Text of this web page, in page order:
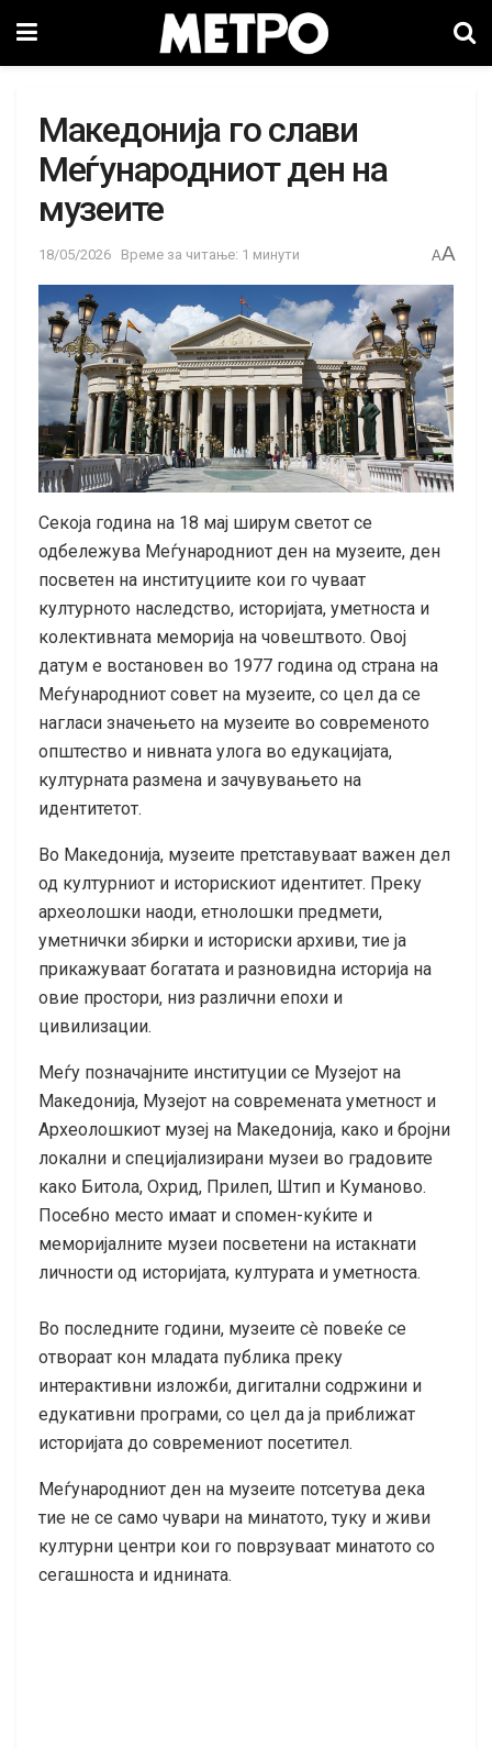
Македонија го слави
Меѓународниот ден на
музеите
18/05/2026 Време за читање: 1 минути AA
Секоја година на 18 мај ширум светот се
одбележува Меѓународниот ден на музеите, ден
посветен на институциите кои го чуваат
културното наследство, историјата, уметноста и
колективната меморија на човештвото. Овој
датум е востановен во 1977 година од страна на
Меѓународниот совет на музеите, со цел да се
нагласи значењето на музеите во современото
општество и нивната улога во едукацијата,
културната размена и зачувувањето на
идентитетот.
Во Македонија, музеите претставуваат важен дел
од културниот и историскиот идентитет. Преку
археолошки наоди, етнолошки предмети,
уметнички збирки и историски архиви, тие ја
прикажуваат богатата и разновидна историја на
овие простори, низ различни епохи и
цивилизации.
Меѓу позначајните институции се Музејот на
Македонија, Музејот на современата уметност и
Археолошкиот музеј на Македонија, како и бројни
локални и специјализирани музеи во градовите
како Битола, Охрид, Прилеп, Штип и Куманово.
Посебно место имаат и спомен-куќите и
меморијалните музеи посветени на истакнати
личности од историјата, културата и уметноста.
Во последните години, музеите сè повеќе се
отвораат кон младата публика преку
интерактивни изложби, дигитални содржини и
едукативни програми, со цел да ја приближат
историјата до современиот посетител.
Меѓународниот ден на музеите потсетува дека
тие не се само чувари на минатото, туку и живи
културни центри кои го поврзуваат минатото со
сегашноста и иднината.